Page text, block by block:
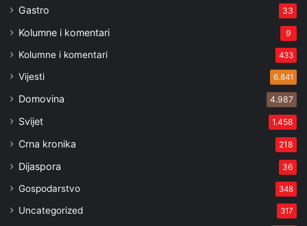
Gastro 33
Kolumne i komentari 9
Kolumne i komentari 433
Vijesti 6.841
Domovina 4.987
Svijet 1.458
Crna kronika 218
Dijaspora 36
Gospodarstvo 348
Uncategorized 317